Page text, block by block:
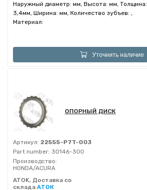
Наружный диаметр: мм, Высота: мм, Толщина:
3,4мм, Ширина: мм, Количество зубъев: ,
Материал:
Уточнить наличие
ОПОРНЫЙ ДИСК
Артикул: 22555-P7T-003
Part number: 30146-300
Производство:
HONDA/ACURA
ATOK, Доставка со
склада АТОК